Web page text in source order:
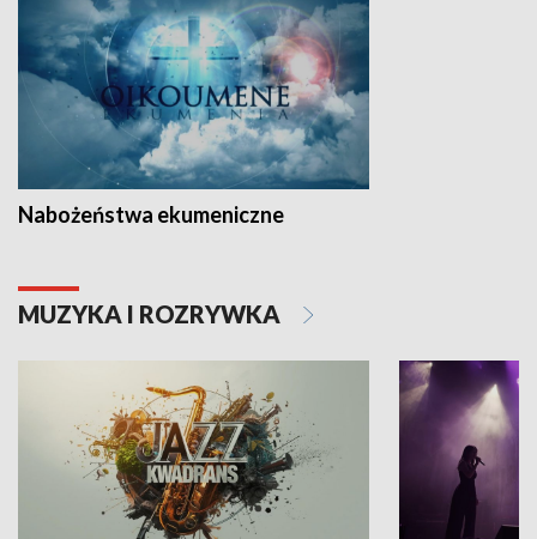
Nabożeństwa ekumeniczne
MUZYKA I ROZRYWKA